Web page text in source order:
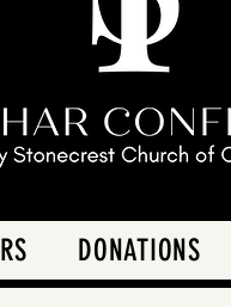
DONATIONS